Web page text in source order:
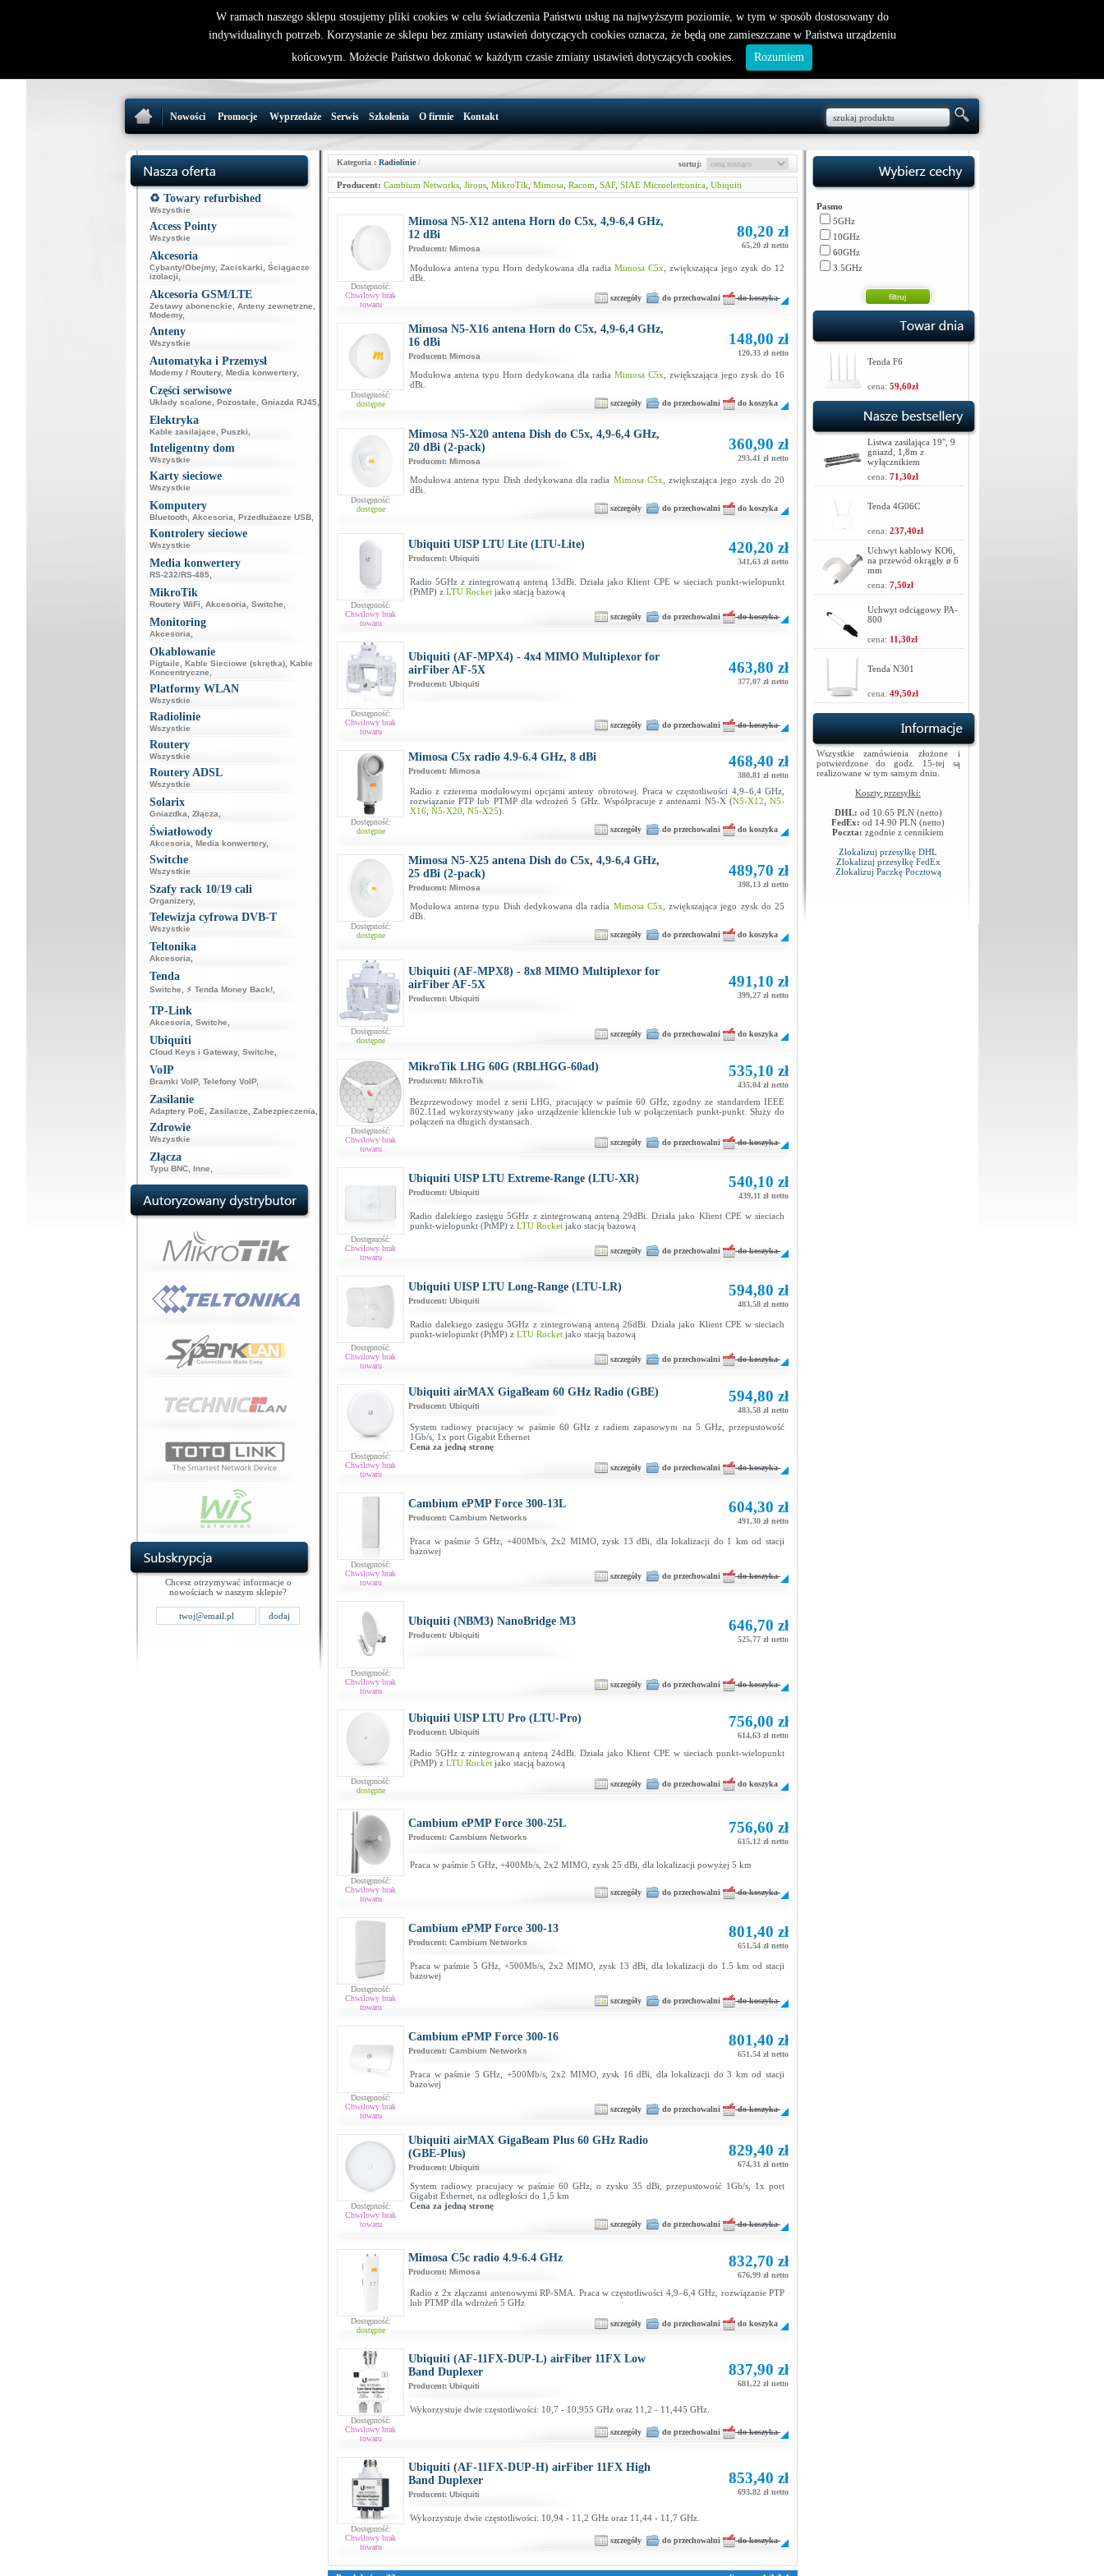
nowy klient
32 721 86 72
support@wirelesslan.com.pl
W koszyku jest 0 produktów(y)
Nowości Promocje Wyprzedaże Serwis Szkolenia O firmie Kontakt
♻️ Towary refurbished
Wszystkie
Access Pointy
Wszystkie
Akcesoria
Cybanty/Obejmy, Zaciskarki
Ściągacze
izolacji
Akcesoria GSM/LTE
Zestawy abonenckie Anteny zewnętrzne
Modemy,
Anteny
Wszystkie
Automatyka i Przemysł
Modemy / Routery, Media konwertery,
Części serwisowe
Układy scalone Pozostałe Gniazda RJ45,
Elektryka
Kable zasilające Puszki
Inteligentny dom
Wszystkie
Karty sieciowe
Wszystkie
Komputery
Bluetooth, Akcesoria Przedłużacze USB,
Kontrolery sieciowe
Wszystkie
Media konwertery
RS-232/RS-485,
MikroTik
Routery WiFi Akcesoria Switche
Monitoring
Akcesoria
Okablowanie
Pigtaile Kable Sieciowe (skrętka), Kable
Koncentryczne
Platformy WLAN
Wszystkie
Radiolinie
Wszystkie
Routery
Wszystkie
Routery ADSL
Wszystkie
Solarix
Gniazdka Złącza
Światłowody
Akcesoria Media konwertery,
Switche
Wszystkie
Szafy rack 10/19 cali
Organizery,
Telewizja cyfrowa DVB-T
Wszystkie
Teltonika
Akcesoria
Tenda
Switche ⚡ Tenda Money Back!,
TP-Link
Akcesoria Switche
Ubiquiti
Cloud Keys i Gateway, Switche
VoIP
Bramki VoIP, Telefony VoIP,
Zasilanie
Adaptery PoE Zasilacze Zabezpieczenia
Zdrowie
Wszystkie
Złącza
Typu BNC, Inne
Chcesz otrzymywać informacje o
nowościach w naszym sklepie?
Kategoria : Radiolinie/ sortuj:
Producent: Cambium Networks Jirous MikroTik Mimosa Racom SAF, SIAE Microelettronica Ubiquiti
Dostępność:
Chwilowy brak
towaru
Mimosa N5-X12 antena Horn do C5x, 4,9-6,4 GHz,
12 dBi
Producent: Mimosa
80,20 zł
65,20 zł netto
Modułowa antena typu Horn dedykowana dla radia Mimosa C5x , zwiększająca jego zysk do 12
dBi.
szczegóły do przechowalni do koszyka
Dostępność:
dostępne
Mimosa N5-X16 antena Horn do C5x, 4,9-6,4 GHz,
16 dBi
Producent: Mimosa
148,00 zł
120,33 zł netto
Modułowa antena typu Horn dedykowana dla radia Mimosa C5x , zwiększająca jego zysk do 16
dBi.
szczegóły do przechowalni do koszyka
Dostępność:
dostępne
Mimosa N5-X20 antena Dish do C5x, 4,9-6,4 GHz,
20 dBi (2-pack)
Producent: Mimosa
360,90 zł
293,41 zł netto
Modułowa antena typu Dish dedykowana dla radia Mimosa C5x , zwiększająca jego zysk do 20
dBi.
szczegóły do przechowalni do koszyka
Dostępność:
Chwilowy brak
towaru
Ubiquiti UISP LTU Lite (LTU-Lite)
Producent: Ubiquiti
420,20 zł
341,63 zł netto
Radio 5GHz z zintegrowaną anteną 13dBi. Działa jako Klient CPE w sieciach punkt-wielopunkt
(PtMP) z LTU Rocket jako stacją bazową
szczegóły do przechowalni do koszyka
Dostępność:
Chwilowy brak
towaru
Ubiquiti (AF-MPX4) - 4x4 MIMO Multiplexor for
airFiber AF-5X
Producent: Ubiquiti
463,80 zł
377,07 zł netto
szczegóły do przechowalni do koszyka
Dostępność:
dostępne
Mimosa C5x radio 4.9-6.4 GHz, 8 dBi
Producent: Mimosa
468,40 zł
380,81 zł netto
Radio z czterema modułowymi opcjami anteny obrotowej. Praca w częstotliwości 4,9–6,4 GHz,
rozwiązanie PTP lub PTMP dla wdrożeń 5 GHz. Współpracuje z antenami N5-X (N5-X12 ,N5-
X16 N5-X20 N5-X25).
szczegóły do przechowalni do koszyka
Dostępność:
dostępne
Mimosa N5-X25 antena Dish do C5x, 4,9-6,4 GHz,
25 dBi (2-pack)
Producent: Mimosa
489,70 zł
398,13 zł netto
Modułowa antena typu Dish dedykowana dla radia Mimosa C5x , zwiększająca jego zysk do 25
dBi.
szczegóły do przechowalni do koszyka
Dostępność:
dostępne
Ubiquiti (AF-MPX8) - 8x8 MIMO Multiplexor for
airFiber AF-5X
Producent: Ubiquiti
491,10 zł
399,27 zł netto
szczegóły do przechowalni do koszyka
Dostępność:
Chwilowy brak
towaru
MikroTik LHG 60G (RBLHGG-60ad)
Producent: MikroTik
535,10 zł
435,04 zł netto
Bezprzewodowy model z serii LHG, pracujący w paśmie 60 GHz, zgodny ze standardem IEEE
802.11ad wykorzystywany jako urządzenie klienckie lub w połączeniach punkt-punkt. Służy do
połączeń na długich dystansach.
szczegóły do przechowalni do koszyka
Dostępność:
Chwilowy brak
towaru
Ubiquiti UISP LTU Extreme-Range (LTU-XR)
Producent: Ubiquiti
540,10 zł
439,11 zł netto
Radio dalekiego zasięgu 5GHz z zintegrowaną anteną 29dBi. Działa jako Klient CPE w sieciach
punkt-wielopunkt (PtMP) z LTU Rocket jako stacją bazową
szczegóły do przechowalni do koszyka
Dostępność:
Chwilowy brak
towaru
Ubiquiti UISP LTU Long-Range (LTU-LR)
Producent: Ubiquiti
594,80 zł
483,58 zł netto
Radio dalekiego zasięgu 5GHz z zintegrowaną anteną 26dBi. Działa jako Klient CPE w sieciach
punkt-wielopunkt (PtMP) z LTU Rocket jako stacją bazową
szczegóły do przechowalni do koszyka
Dostępność:
Chwilowy brak
towaru
Ubiquiti airMAX GigaBeam 60 GHz Radio (GBE)
Producent: Ubiquiti
594,80 zł
483,58 zł netto
System radiowy pracujacy w paśmie 60 GHz z radiem zapasowym na 5 GHz, przepustowość
1Gb/s, 1x port Gigabit Ethernet
Cena za jedną stronę
szczegóły do przechowalni do koszyka
Dostępność:
Chwilowy brak
towaru
Cambium ePMP Force 300-13L
Producent: Cambium Networks
604,30 zł
491,30 zł netto
Praca w paśmie 5 GHz, +400Mb/s, 2x2 MIMO, zysk 13 dBi, dla lokalizacji do 1 km od stacji
bazowej
szczegóły do przechowalni do koszyka
Dostępność:
Chwilowy brak
towaru
Ubiquiti (NBM3) NanoBridge M3
Producent: Ubiquiti
646,70 zł
525,77 zł netto
szczegóły do przechowalni do koszyka
Dostępność:
dostępne
Ubiquiti UISP LTU Pro (LTU-Pro)
Producent: Ubiquiti
756,00 zł
614,63 zł netto
Radio 5GHz z zintegrowaną anteną 24dBi. Działa jako Klient CPE w sieciach punkt-wielopunkt
(PtMP) z LTU Rocket jako stacją bazową
szczegóły do przechowalni do koszyka
Dostępność:
Chwilowy brak
towaru
Cambium ePMP Force 300-25L
Producent: Cambium Networks
756,60 zł
615,12 zł netto
Praca w paśmie 5 GHz, +400Mb/s, 2x2 MIMO, zysk 25 dBi, dla lokalizacji powyżej 5 km
szczegóły do przechowalni do koszyka
Dostępność:
Chwilowy brak
towaru
Cambium ePMP Force 300-13
Producent: Cambium Networks
801,40 zł
651,54 zł netto
Praca w paśmie 5 GHz, +500Mb/s, 2x2 MIMO, zysk 13 dBi, dla lokalizacji do 1.5 km od stacji
bazowej
szczegóły do przechowalni do koszyka
Dostępność:
Chwilowy brak
towaru
Cambium ePMP Force 300-16
Producent: Cambium Networks
801,40 zł
651,54 zł netto
Praca w paśmie 5 GHz, +500Mb/s, 2x2 MIMO, zysk 16 dBi, dla lokalizacji do 3 km od stacji
bazowej
szczegóły do przechowalni do koszyka
Dostępność:
Chwilowy brak
towaru
Ubiquiti airMAX GigaBeam Plus 60 GHz Radio
(GBE-Plus)
Producent: Ubiquiti
829,40 zł
674,31 zł netto
System radiowy pracujacy w paśmie 60 GHz, o zysku 35 dBi, przepustowość 1Gb/s, 1x port
Gigabit Ethernet, na odległości do 1,5 km
Cena za jedną stronę
szczegóły do przechowalni do koszyka
Dostępność:
dostępne
Mimosa C5c radio 4.9-6.4 GHz
Producent: Mimosa
832,70 zł
676,99 zł netto
Radio z 2x złączami antenowymi RP-SMA. Praca w częstotliwości 4,9–6,4 GHz, rozwiązanie PTP
lub PTMP dla wdrożeń 5 GHz
szczegóły do przechowalni do koszyka
Dostępność:
Chwilowy brak
towaru
Ubiquiti (AF-11FX-DUP-L) airFiber 11FX Low
Band Duplexer
Producent: Ubiquiti
837,90 zł
681,22 zł netto
Wykorzystuje dwie częstotliwości: 10,7 - 10,955 GHz oraz 11,2 - 11,445 GHz.
szczegóły do przechowalni do koszyka
Dostępność:
Chwilowy brak
towaru
Ubiquiti (AF-11FX-DUP-H) airFiber 11FX High
Band Duplexer
Producent: Ubiquiti
853,40 zł
693,82 zł netto
Wykorzystuje dwie częstotliwości: 10,94 - 11,2 GHz oraz 11,44 - 11,7 GHz.
szczegóły do przechowalni do koszyka
Pasmo
5GHz
10GHz
60GHz
3.5GHz
Tenda F6
cena: 59,60zł
Listwa zasilająca 19", 9
gniazd, 1,8m z
wyłącznikiem
cena: 71,30zł
Tenda 4G06C
cena: 237,40zł
Uchwyt kablowy KO6,
na przewód okrągły ø 6
mm
cena: 7,50zł
Uchwyt odciągowy PA-
800
cena: 11,30zł
Tenda N301
cena: 49,50zł
Wszystkie zamówienia złożone i
potwierdzone do godz. 15-tej są
realizowane w tym samym dniu.
Koszty przesyłki:
DHL: od 10.65 PLN (netto)
FedEx: od 14.90 PLN (netto)
Poczta: zgodnie z cennikiem
Zlokalizuj przesyłkę DHL
Zlokalizuj przesyłkę FedEx
Zlokalizuj Paczkę Pocztową
W ramach naszego sklepu stosujemy pliki cookies w celu świadczenia Państwu usług na najwyższym poziomie, w tym w sposób dostosowany do
indywidualnych potrzeb. Korzystanie ze sklepu bez zmiany ustawień dotyczących cookies oznacza, że będą one zamieszczane w Państwa urządzeniu
końcowym. Możecie Państwo dokonać w każdym czasie zmiany ustawień dotyczących cookies.
Rozumiem